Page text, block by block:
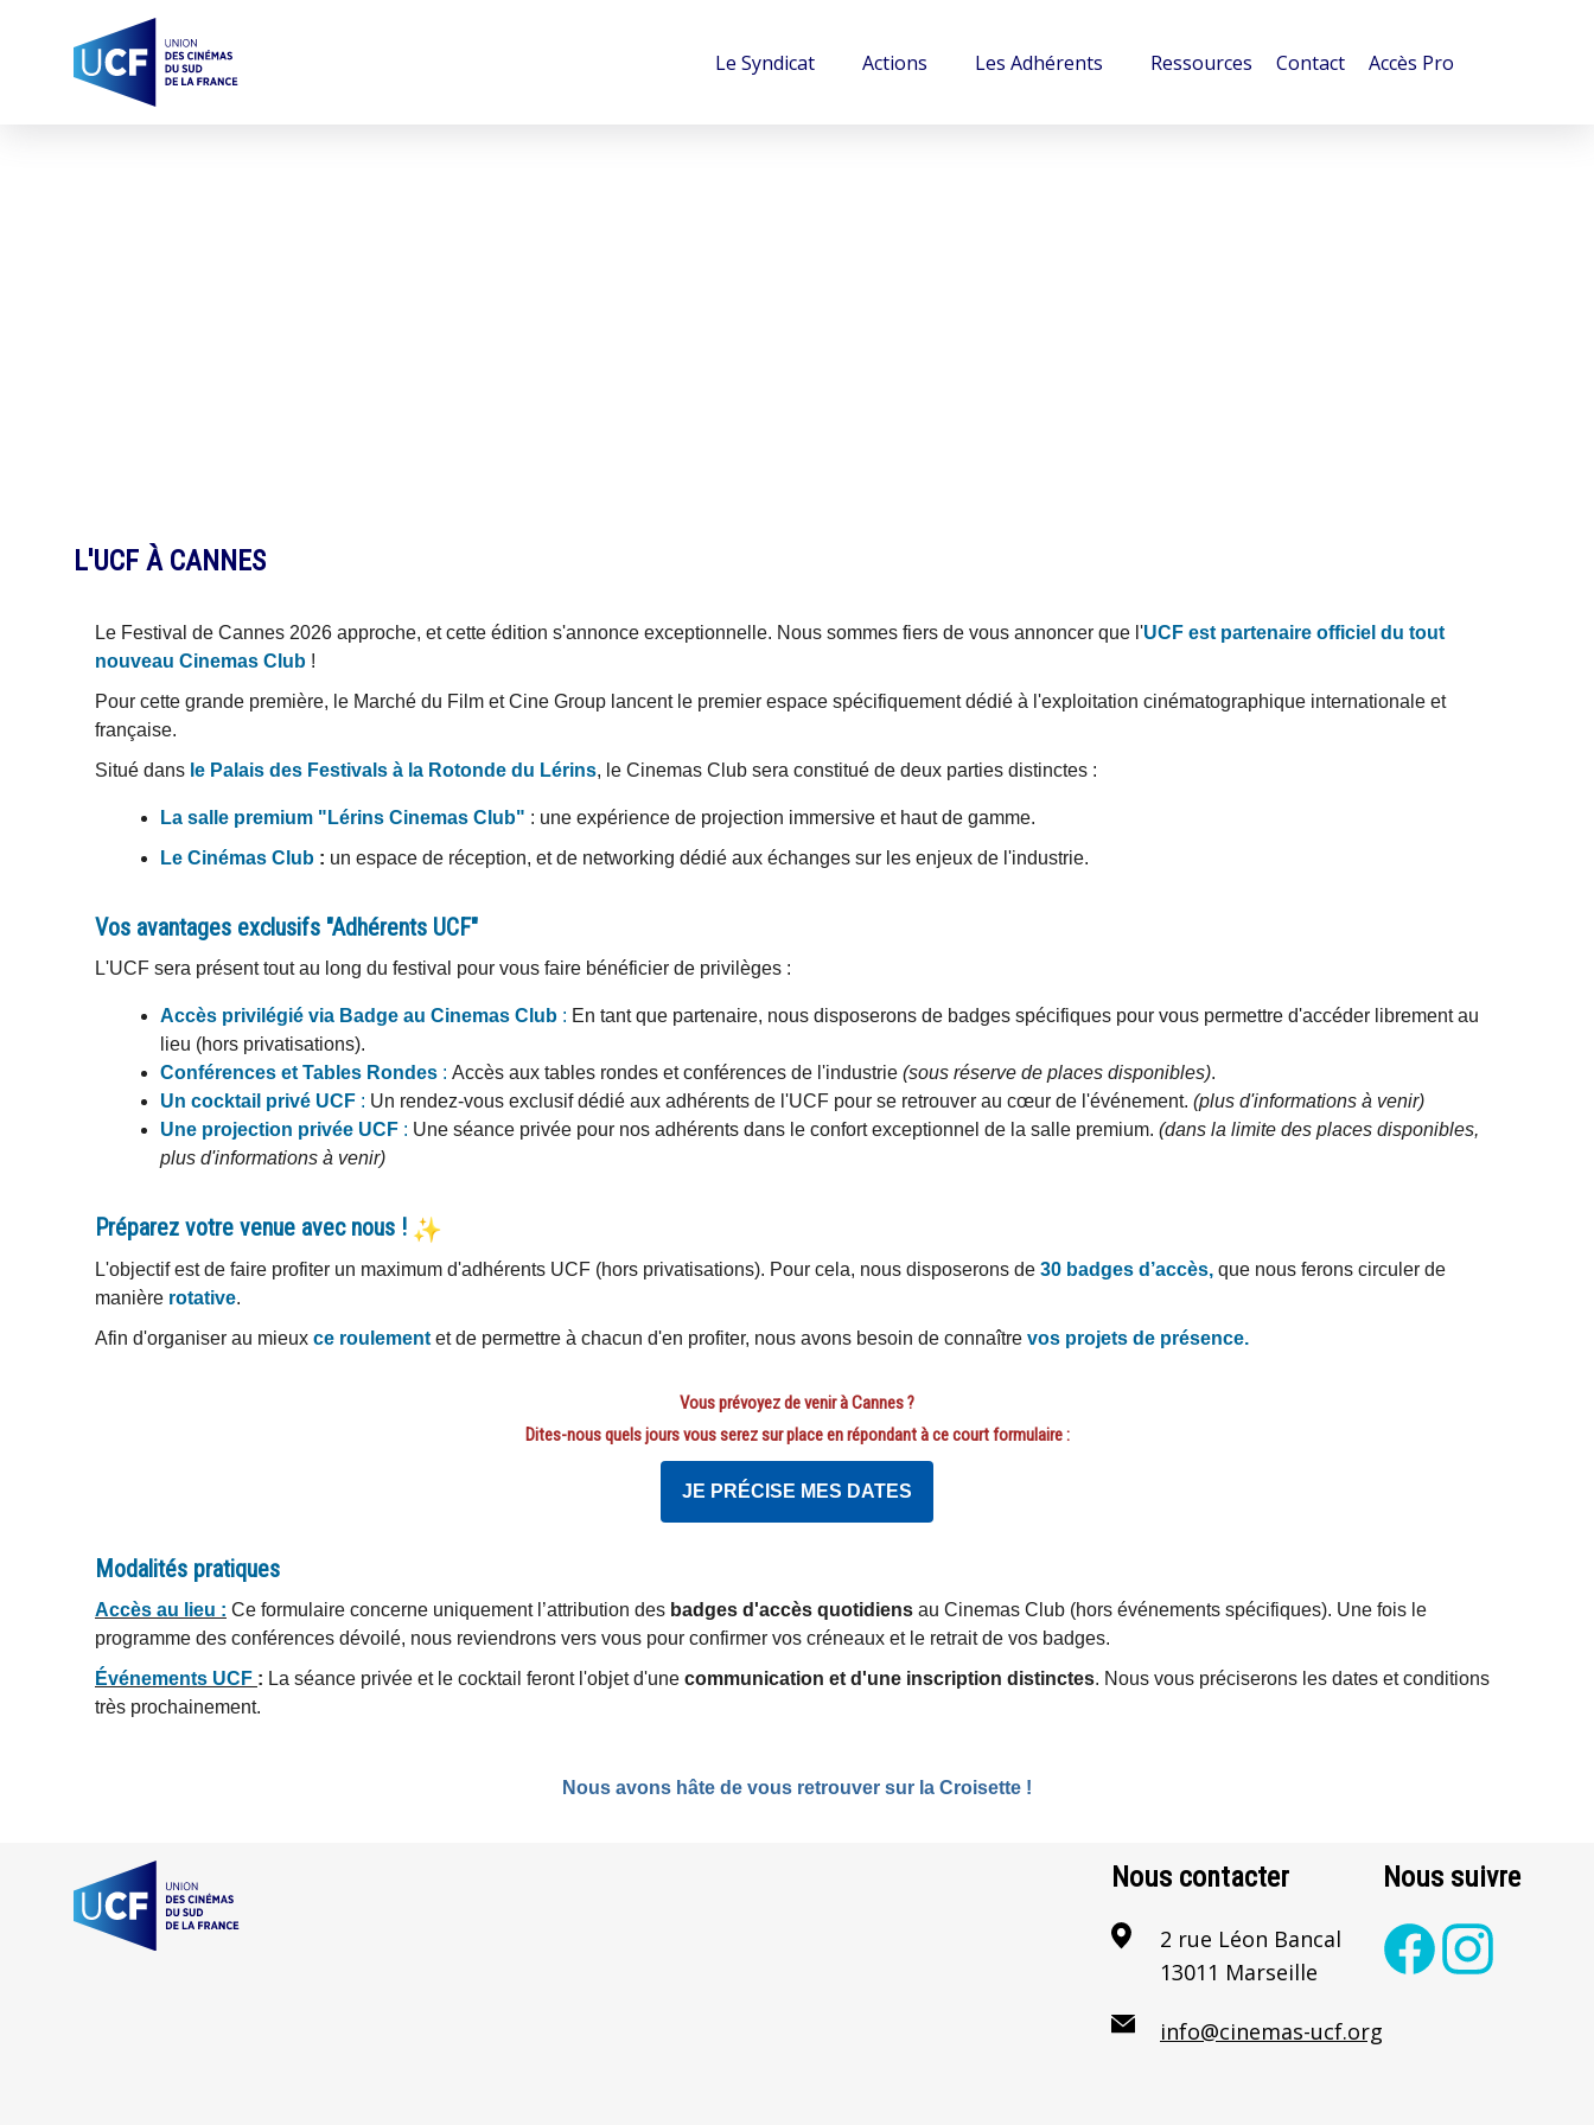
Le Syndicat Actions Les Adhérents Ressources Contact Accès Pro
L'UCF À CANNES
Le Festival de Cannes 2026 approche, et cette édition s'annonce exceptionnelle. Nous sommes fiers de vous annoncer que l'UCF est partenaire officiel du tout
nouveau Cinemas Club !
Pour cette grande première, le Marché du Film et Cine Group lancent le premier espace spécifiquement dédié à l'exploitation cinématographique internationale et
française.
Situé dans le Palais des Festivals à la Rotonde du Lérins, le Cinemas Club sera constitué de deux parties distinctes :
La salle premium "Lérins Cinemas Club" : une expérience de projection immersive et haut de gamme.
Le Cinémas Club : un espace de réception, et de networking dédié aux échanges sur les enjeux de l'industrie.
Vos avantages exclusifs "Adhérents UCF"
L'UCF sera présent tout au long du festival pour vous faire bénéficier de privilèges :
Accès privilégié via Badge au Cinemas Club : En tant que partenaire, nous disposerons de badges spécifiques pour vous permettre d'accéder librement au
lieu (hors privatisations).
Conférences et Tables Rondes : Accès aux tables rondes et conférences de l'industrie (sous réserve de places disponibles).
Un cocktail privé UCF : Un rendez-vous exclusif dédié aux adhérents de l'UCF pour se retrouver au cœur de l'événement. (plus d'informations à venir)
Une projection privée UCF : Une séance privée pour nos adhérents dans le confort exceptionnel de la salle premium. (dans la limite des places disponibles,
plus d'informations à venir)
Préparez votre venue avec nous !
L'objectif est de faire profiter un maximum d'adhérents UCF (hors privatisations). Pour cela, nous disposerons de 30 badges d’accès, que nous ferons circuler de
manière rotative.
Afin d'organiser au mieux ce roulement et de permettre à chacun d'en profiter, nous avons besoin de connaître vos projets de présence.
Vous prévoyez de venir à Cannes ?
Dites-nous quels jours vous serez sur place en répondant à ce court formulaire :
JE PRÉCISE MES DATES
Modalités pratiques
Accès au lieu : Ce formulaire concerne uniquement l’attribution des badges d'accès quotidiens au Cinemas Club (hors événements spécifiques). Une fois le
programme des conférences dévoilé, nous reviendrons vers vous pour confirmer vos créneaux et le retrait de vos badges.
Événements UCF : La séance privée et le cocktail feront l'objet d'une communication et d'une inscription distinctes. Nous vous préciserons les dates et conditions
très prochainement.
Nous avons hâte de vous retrouver sur la Croisette !
Nous contacter
2 rue Léon Bancal
13011 Marseille
info@cinemas-ucf.org
Nous suivre